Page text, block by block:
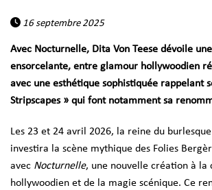
16 septembre 2025
Avec Nocturnelle, Dita Von Teese dévoile
ensorcelante, entre glamour hollywoodien
avec une esthétique sophistiquée rappelant
Stripscapes » qui font notamment sa
Les 23 et 24 avril 2026, la reine du
investira la scène mythique des Folies
avec Nocturnelle, une nouvelle création à la
hollywoodien et de la magie scénique. Ce